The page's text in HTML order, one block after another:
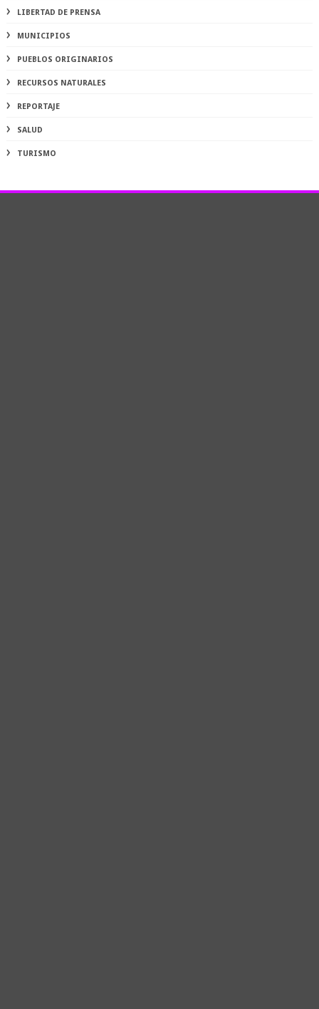
LIBERTAD DE PRENSA
MUNICIPIOS
PUEBLOS ORIGINARIOS
RECURSOS NATURALES
REPORTAJE
SALUD
TURISMO